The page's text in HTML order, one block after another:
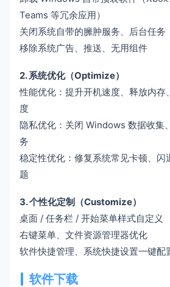
Teams 等冗余应用）
关闭系统自带的臃肿服务、后台任务
移除系统广告、推送、无用组件
2. 系统优化（Optimize）
性能优化：提升开机速度、释放内存
度
隐私优化：关闭 Windows 数据收集
务
稳定性优化：修复系统常见卡顿、闪
题
3. 个性化定制（Customize）
桌面 / 任务栏 / 开始菜单样式自定义
右键菜单、文件资源管理器优化
软件快捷管理、系统快捷设置一键配
软件下载